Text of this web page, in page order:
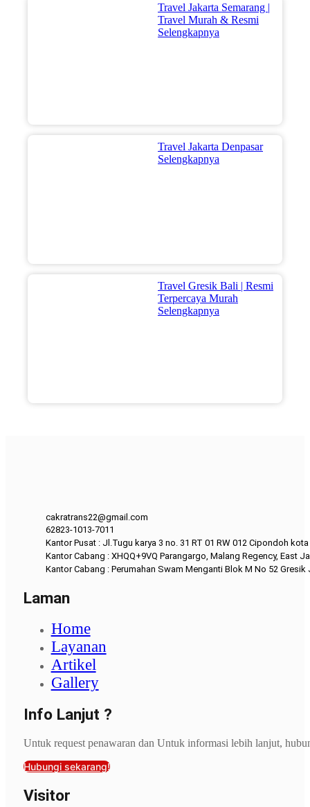
Travel Jakarta Semarang |
Travel Murah & Resmi
Selengkapnya
Travel Jakarta Denpasar
Selengkapnya
Travel Gresik Bali | Resmi
Terpercaya Murah
Selengkapnya
cakratrans22@gmail.com
62823-1013-7011
Kantor Pusat : Jl.Tugu karya 3 no. 31 RT 01 RW 012 Cipondoh
Kantor Cabang : XHQQ+9VQ Parangargo, Malang Regency, East
Kantor Cabang : Perumahan Swam Menganti Blok M No 52 Gresik
Laman
Home
Layanan
Artikel
Gallery
Info Lanjut ?
Untuk request penawaran dan Untuk informasi lebih lanjut,
Hubungi sekarang!
Visitor